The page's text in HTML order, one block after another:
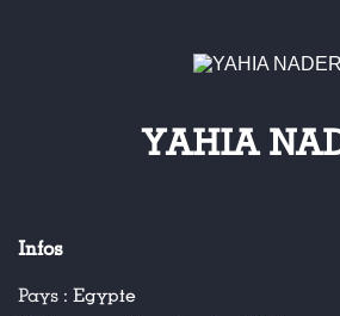
YAHIA
Infos
Pays : Egypte